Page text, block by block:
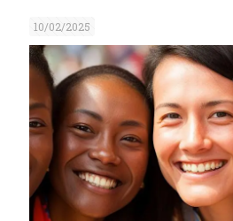
10/02/2025